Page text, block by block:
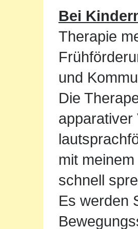
Bei
Therapie
und
Die
apparativer
mit
schnell
Es werden